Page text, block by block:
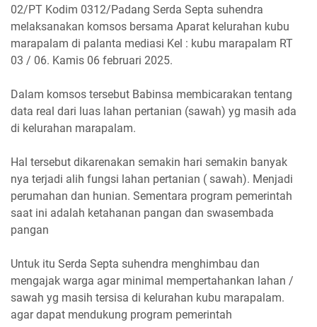
02/PT Kodim 0312/Padang Serda Septa suhendra
melaksanakan komsos bersama Aparat kelurahan kubu
marapalam di palanta mediasi Kel : kubu marapalam RT
03 / 06. Kamis 06 februari 2025.
Dalam komsos tersebut Babinsa membicarakan tentang
data real dari luas lahan pertanian (sawah) yg masih ada
di kelurahan marapalam.
Hal tersebut dikarenakan semakin hari semakin banyak
nya terjadi alih fungsi lahan pertanian ( sawah). Menjadi
perumahan dan hunian. Sementara program pemerintah
saat ini adalah ketahanan pangan dan swasembada
pangan
Untuk itu Serda Septa suhendra menghimbau dan
mengajak warga agar minimal mempertahankan lahan /
sawah yg masih tersisa di kelurahan kubu marapalam.
agar dapat mendukung program pemerintah